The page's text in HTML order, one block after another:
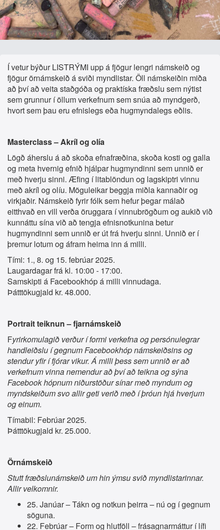
Í vetur býður LISTRÝMI upp á fjögur lengri námskeið og
fjögur örnámskeið á sviði myndlistar. Öll námskeiðin miða
að því að veita staðgóða og praktíska fræðslu sem nýtist
sem grunnur í öllum verkefnum sem snúa að myndgerð,
hvort sem þau eru efnislegs eða hugmyndalegs eðlis.
Masterclass – Akríl og olía
Lögð áherslu á að skoða efnafræðina, skoða kosti og galla
og meta hvernig efnið hjálpar hugmyndinni sem unnið er
með hverju sinni. Æfing í litablöndun og lagskiptri vinnu
með akríl og olíu. Möguleikar beggja miðla kannaðir og
virkjaðir. Námskeið fyrir fólk sem hefur þegar málað
eitthvað en vill verða öruggara í vinnubrögðum og aukið við
kunnáttu sína við að tengja efnisnotkunina betur
hugmyndinni sem unnið er út frá hverju sinni. Unnið er í
þremur lotum og áfram heima inn á milli.
Tími: 1., 8. og 15. febrúar 2025.
Laugardagar frá kl. 10:00 - 17:00.
Samskipti á Facebookhóp á milli vinnudaga.
Þátttökugjald kr. 48.000.
Portrait teiknun – fjarnámskeið
Fyrirkomulagið verður í formi verkefna og persónulegrar
handleiðslu í gegnum Facebookhóp námskeiðsins og
stendur yfir í fjórar vikur. Á milli þess sem unnið er að
verkefnum vinna nemendur að því að teikna og sýna
Facebook hópnum niðurstöður sínar með myndum og
myndskeiðum svo allir geti verið með í þróun hjá hverjum
og einum.
Tímabil: Febrúar 2025.
Þátttökugjald kr. 25.000.
Örnámskeið
Stutt fræðslunámskeið um hin ýmsu svið myndlistarinnar.
Allir velkomnir.
25. Janúar – Tákn og notkun þeirra – nú og í gegnum
söguna.
22. Febrúar – Form og hlutföll – frásagnarmáttur í lífi